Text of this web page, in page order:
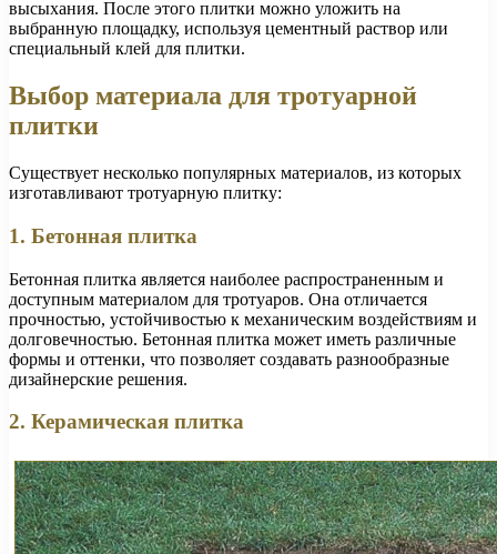
высыхания. После этого плитки можно уложить на
выбранную площадку, используя цементный раствор или
специальный клей для плитки.
Выбор материала для тротуарной
плитки
Существует несколько популярных материалов, из которых
изготавливают тротуарную плитку:
1. Бетонная плитка
Бетонная плитка является наиболее распространенным и
доступным материалом для тротуаров. Она отличается
прочностью, устойчивостью к механическим воздействиям и
долговечностью. Бетонная плитка может иметь различные
формы и оттенки, что позволяет создавать разнообразные
дизайнерские решения.
2. Керамическая плитка